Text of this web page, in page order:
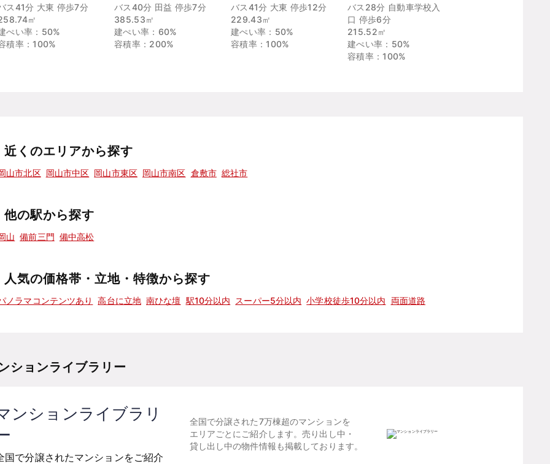
ス41分 大東 停歩7分
㎡
ぺい率：50%
積率：100%
バス40分 田益 停歩7分
385.53㎡
建ぺい率：60%
容積率：200%
バス41分 大東 停歩12分
229.43㎡
建ぺい率：50%
容積率：100%
バス28分 自動車学校入
口 停歩6分
215.52㎡
建ぺい率：50%
容積率：100%
近くのエリアから探す
山市北区 岡山市中区 岡山市東区 岡山市南区 倉敷市 総社市
他の駅から探す
山 備前三門 備中高松
人気の価格帯・立地・特徴から探す
ノラマコンテンツあり 高台に立地 南ひな壇 駅10分以内 スーパー5分以内 小学校徒歩10分以内 両面道路
ションライブラリー
ンションライブラリ
国で分譲されたマンションをご紹介
全国で分譲された7万棟超のマンションを
エリアごとにご紹介します。売り出し中・
貸し出し中の物件情報も掲載しております。